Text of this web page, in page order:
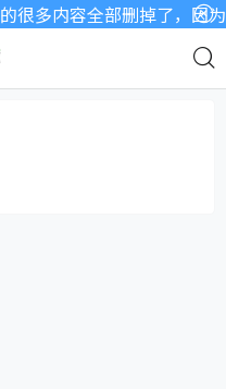
多内容全部删掉了，因